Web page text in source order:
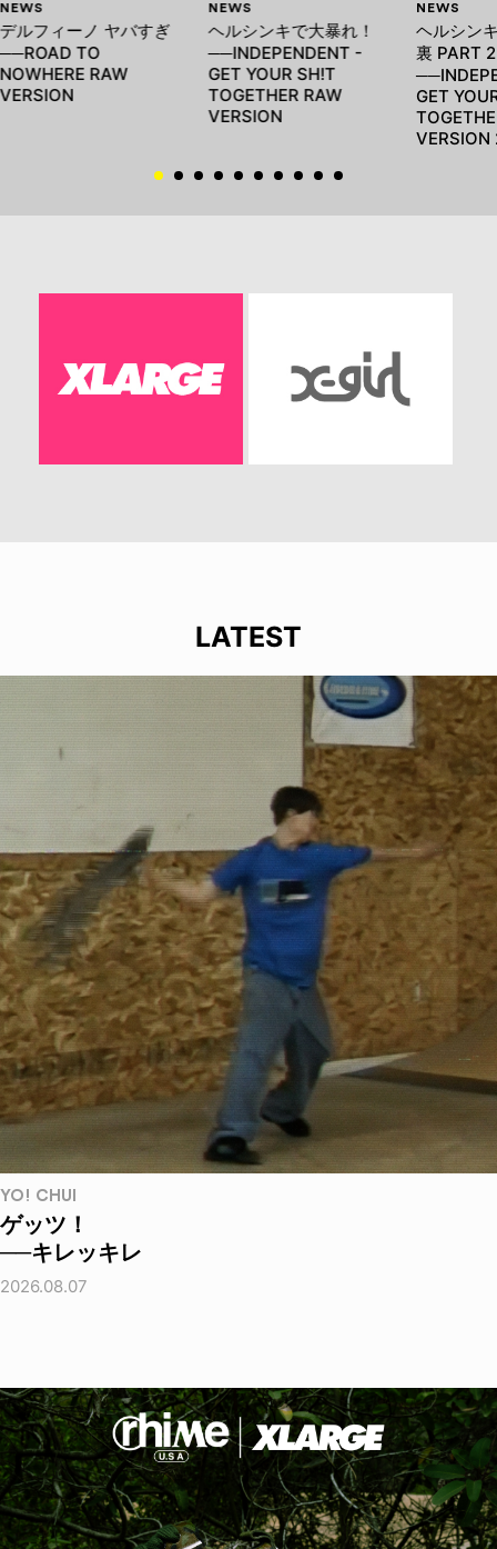
NEWS
デルフィーノ ヤバすぎ
──ROAD TO
NOWHERE RAW
VERSION
NEWS
ヘルシンキで大暴れ！
──INDEPENDENT -
GET YOUR SH!T
TOGETHER RAW
VERSION
NEWS
ヘルシン
裏 PART 2
GET
VERSION
LATEST
YO! CHUI
ゲッツ！
──キレッキレ
2026.08.07